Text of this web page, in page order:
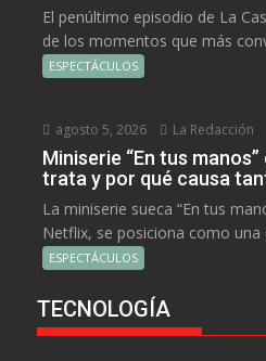
El penúltimo episodio de La
de los momentos que más
ESPECTÁCULOS
agosto 5, 2026 La Redacción
Miniserie “En tus
trata y por qué causa
La miniserie sueca “En tus
Netflix, se posiciona como una
ESPECTÁCULOS
TECNOLOGÍA